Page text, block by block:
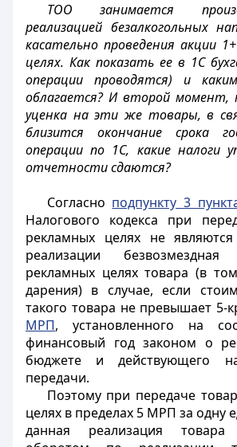
ТОО занимается
реализацией безалкогольных
касательно проведения акции
целях. Как показать ее в 1С
операции проводятся) и
облагается? И второй момент,
уценка на эти же товары, в
близится окончание срока
операции по 1С, какие налоги
отчетности сдаются?
Согласно подпункту 3
Налогового кодекса при
рекламных целях не
реализации
рекламных целях товара (в
дарения) в случае, если
такого товара не превышает 5-
МРП, установленного на
финансовый год законом о
бюджете и действующего
передачи.
Поэтому при передаче
целях в пределах 5 МРП за одну
данная реализация